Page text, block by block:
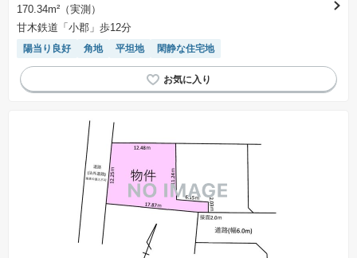
※取引にかかる費用：物件の契約手続き、決済、引き渡し時にかかる費用を表示しています。
不動産会社によって表記有無が異なるため、ご自身で十分な確認をしていただくようにお願い
いたします。
場合があります。
170.34m²（実測）
甘木鉄道「小郡」歩12分
陽当り良好 角地 平坦地 閑静な住宅地